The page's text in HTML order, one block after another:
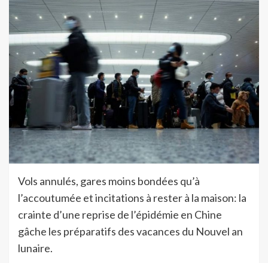
Vols annulés, gares moins bondées qu’à
l’accoutumée et incitations à rester à la maison: la
crainte d’une reprise de l’épidémie en Chine
gâche les préparatifs des vacances du Nouvel an
lunaire.